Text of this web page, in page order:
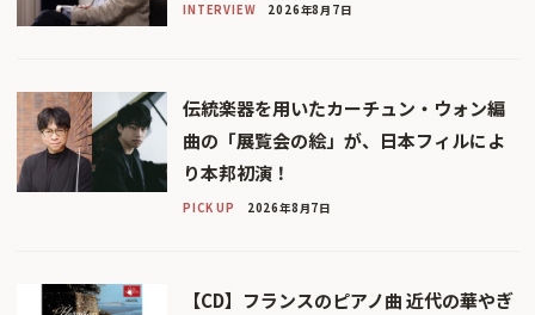
INTERVIEW 2026年8月7日
伝統楽器を用いたカーチュン・ウォン編
曲の「展覧会の絵」が、日本フィルによ
り本邦初演！
PICK UP 2026年8月7日
【CD】フランスのピアノ曲 近代の華やぎ